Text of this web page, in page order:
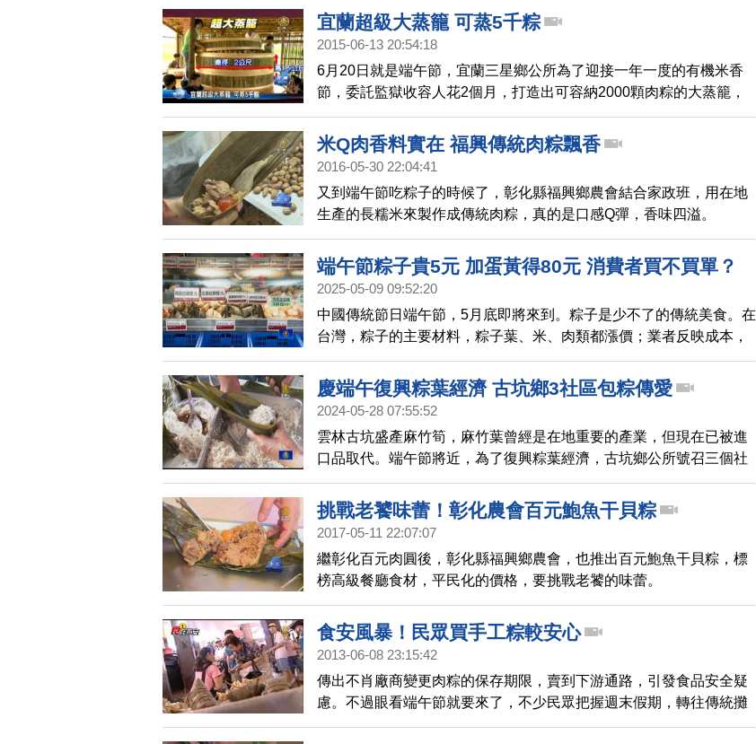
宜蘭超級大蒸籠 可蒸5千粽
2015-06-13 20:54:18
6月20日就是端午節，宜蘭三星鄉公所為了迎接一年一度的有機米香
節，委託監獄收容人花2個月，打造出可容納2000顆肉粽的大蒸籠，
要讓民眾提前感受端午節氣氛。
米Q肉香料實在 福興傳統肉粽飄香
2016-05-30 22:04:41
又到端午節吃粽子的時候了，彰化縣福興鄉農會結合家政班，用在地
生產的長糯米來製作成傳統肉粽，真的是口感Q彈，香味四溢。
端午節粽子貴5元 加蛋黃得80元 消費者買不買單？
2025-05-09 09:52:20
中國傳統節日端午節，5月底即將來到。粽子是少不了的傳統美食。在
台灣，粽子的主要材料，粽子葉、米、肉類都漲價；業者反映成本，
平均一顆粽子漲價5元新台幣。
慶端午復興粽葉經濟 古坑鄉3社區包粽傳愛
2024-05-28 07:55:52
雲林古坑盛產麻竹筍，麻竹葉曾經是在地重要的產業，但現在已被進
口品取代。端午節將近，為了復興粽葉經濟，古坑鄉公所號召三個社
區一起包粽子，同時讓學童一起參與體驗。
挑戰老饕味蕾！彰化農會百元鮑魚干貝粽
2017-05-11 22:07:07
繼彰化百元肉圓後，彰化縣福興鄉農會，也推出百元鮑魚干貝粽，標
榜高級餐廳食材，平民化的價格，要挑戰老饕的味蕾。
食安風暴！民眾買手工粽較安心
2013-06-08 23:15:42
傳出不肖廠商變更肉粽的保存期限，賣到下游通路，引發食品安全疑
慮。不過眼看端午節就要來了，不少民眾把握週末假期，轉往傳統攤
販去買「手工」現做的肉粽，即使要排隊等候，但民眾覺得親眼看到